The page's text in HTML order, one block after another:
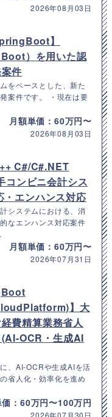
2026年08月03日
】
）を用いた認
件
をベースとした、新た
案件です。 ・現在は要
月額単価：60万円〜
2026年08月03日
C#/C#.NET
コンビニ会計シス
・エンハンス対応
システムにおける、消
なエンハンス対応案件
月額単価：60万円〜
2026年07月31日
】大
費精算業務省人
OCR・生成AI
、AI-OCRや生成AIを活
省人化・効率化を進め
価：60万円〜100万円
2026年07月30日